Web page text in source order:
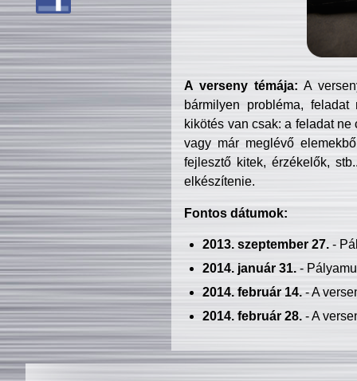
A verseny témája: A
bármilyen probléma, feladat
kikötés van csak: a feladat
vagy már meglévő
fejlesztő kitek, érzékelők,
elkészítenie.
Fontos dátumok:
2013. szeptember 27.-
2014. január 31.-
2014. február 14.- A
2014. február 28.- A